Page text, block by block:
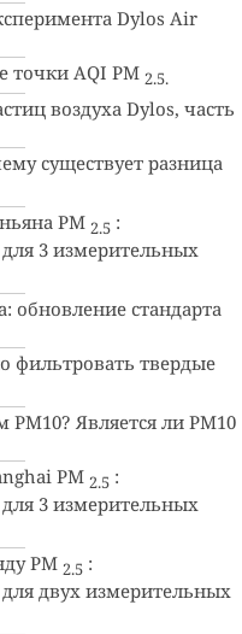
Dylos Air
точки AQI PM 2.5.
воздуха Dylos, часть
существует разница
PM 2.5 :
для 3 измерительных
обновление стандарта
фильтровать твердые
Является ли PM10
PM 2.5 :
для 3 измерительных
PM 2.5 :
для двух измерительных